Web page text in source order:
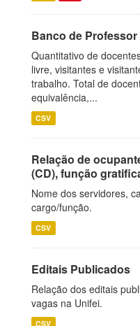
Banco de
Quantitativo de
livre, visitantes e
trabalho. Total de
equivalência,...
CSV
Relação de
(CD), função
Nome dos servidores,
cargo/função.
CSV
Editais Publicados
Relação dos editais
vagas na Unifei.
CSV